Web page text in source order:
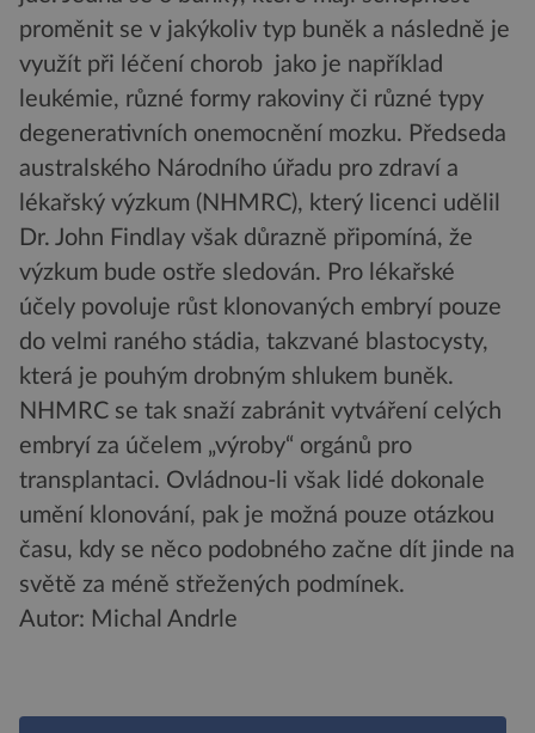
proměnit se v jakýkoliv typ buněk a následně je
využít při léčení chorob jako je například
leukémie, různé formy rakoviny či různé typy
degenerativních onemocnění mozku. Předseda
australského Národního úřadu pro zdraví a
lékařský výzkum (NHMRC), který licenci udělil
Dr. John Findlay však důrazně připomíná, že
výzkum bude ostře sledován. Pro lékařské
účely povoluje růst klonovaných embryí pouze
do velmi raného stádia, takzvané blastocysty,
která je pouhým drobným shlukem buněk.
NHMRC se tak snaží zabránit vytváření celých
embryí za účelem „výroby“ orgánů pro
transplantaci. Ovládnou-li však lidé dokonale
umění klonování, pak je možná pouze otázkou
času, kdy se něco podobného začne dít jinde na
světě za méně střežených podmínek.
Autor: Michal Andrle